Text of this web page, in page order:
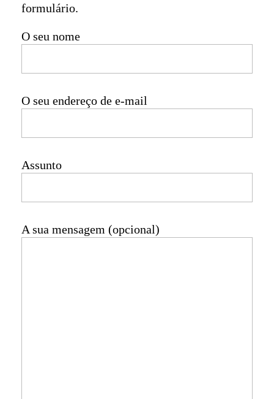
formulário.
O seu nome
O seu endereço de e-mail
Assunto
A sua mensagem (opcional)